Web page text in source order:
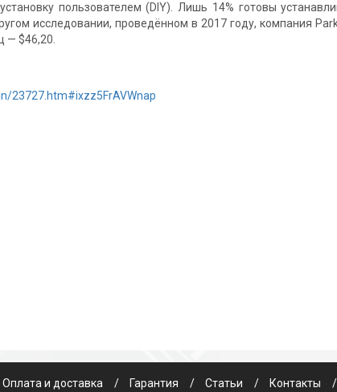
пользователем (DIY). Лишь 14% готовы
исследовании, проведённом в 2017 году, компания
— $46,20.
23727.htm#ixzz5FrAVWnap
Оплата и доставка Гарантия Статьи Контакты